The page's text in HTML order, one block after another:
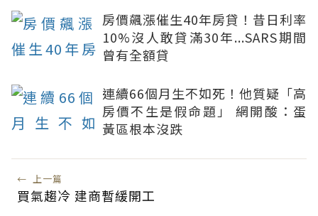
房價飆漲催生40年房貸！昔日利率
10%沒人敢貸滿30年...SARS期間
曾有全額貸
連續66個月生不如死！他質疑「高
房價不生是假命題」 網開酸：蛋
黃區根本沒跌
← 上一篇
買氣趨冷 建商暫緩開工